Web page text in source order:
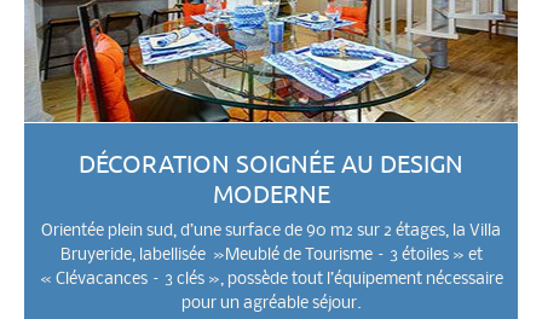
DÉCORATION SOIGNÉE AU DESIGN
MODERNE
Orientée plein sud, d’une surface de 90 m2 sur 2 étages, la Villa
Bruyeride, labellisée »Meublé de Tourisme – 3 étoiles » et
« Clévacances – 3 clés », possède tout l’équipement nécessaire
pour un agréable séjour.